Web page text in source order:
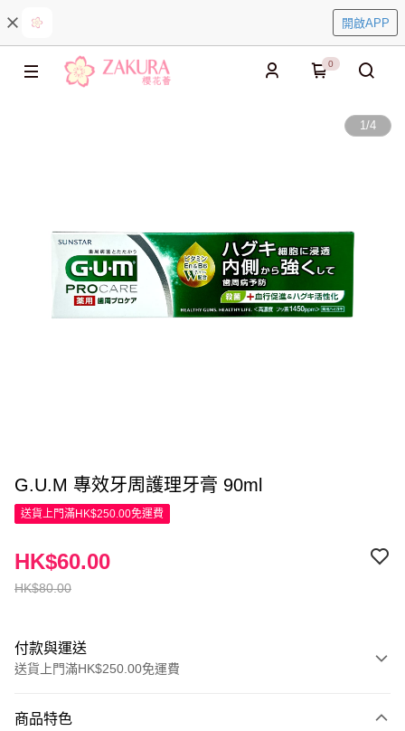
開啟APP
0
1/4
G.U.M 專效牙周護理牙膏 90ml
送貨上門滿HK$250.00免運費
HK$80.00
HK$60.00
付款與運送
送貨上門滿HK$250.00免運費
商品特色